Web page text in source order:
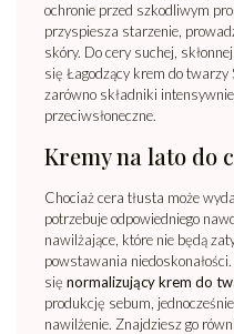
ochronie przed szkodliwym
przyspiesza starzenie,
skóry. Do cery suchej,
się Łagodzący krem do
zarówno składniki
przeciwsłoneczne.
Kremy na lato do
Chociaż cera tłusta może
potrzebuje odpowiedniego
nawilżające, które nie będą
powstawania
się normalizujący krem do
produkcję sebum,
nawilżenie. Znajdziesz go